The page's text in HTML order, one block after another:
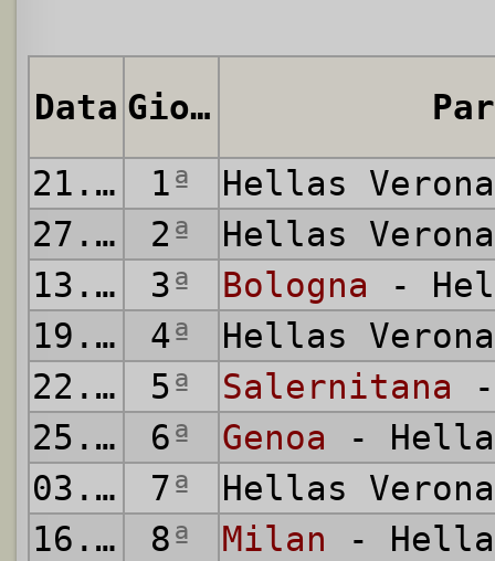
Data Giornata
21.08.2021
1ª
Hellas
27.08.2021
2ª
Hellas
13.09.2021
3ª Bologna -
19.09.2021
4ª
Hellas
22.09.2021
5ª Salernitana
25.09.2021
6ª Genoa -
03.10.2021
7ª
Hellas
16.10.2021
8ª Milan -